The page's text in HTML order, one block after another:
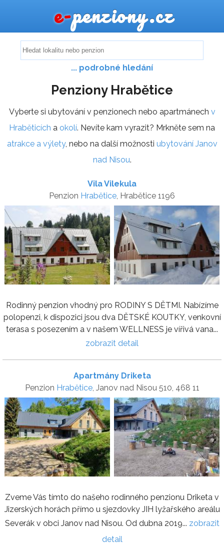
e-penziony.cz
... podrobné hledání
Penziony Hrabětice
Vyberte si ubytování v penzionech nebo apartmánech v
Hraběticích a okolí. Nevíte kam vyrazit? Mrkněte sem na
atrakce a výlety, nebo na další možnosti ubytování Janov
nad Nisou.
Vila Vilekula
Penzion Hrabětice , Hrabětice 1196
Rodinný penzion vhodný pro RODINY S DĚTMI. Nabízíme
polopenzi, k dispozici jsou dva DĚTSKÉ KOUTKY, venkovní
terasa s posezením a v našem WELLNESS je vířivá vana...
zobrazit detail
Apartmány Driketa
Penzion Hrabětice, Janov nad Nisou 510, 468 11
Zveme Vás tímto do našeho rodinného penzionu Driketa v
Jizerských horách přímo u sjezdovky JIH lyžařského areálu
Severák v obci Janov nad Nisou. Od dubna 2019... zobrazit
detail